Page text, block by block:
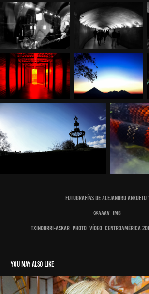
Fotografías de Alejandro Anzueto
@AAAV_IMG_
Txindurri-Askar_Photo_Vídeo_Centroamérica
You may also like